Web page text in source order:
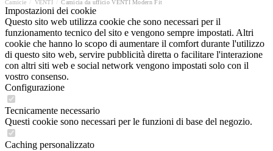
Camicie VENTI Camicia da ufficio VENTI Modern Fit
Impostazioni dei cookie
Questo sito web utilizza cookie che sono necessari per il
funzionamento tecnico del sito e vengono sempre impostati. Altri
cookie che hanno lo scopo di aumentare il comfort durante l'utilizzo
di questo sito web, servire pubblicità diretta o facilitare l'interazione
con altri siti web e social network vengono impostati solo con il
vostro consenso.
Configurazione
Tecnicamente necessario
Questi cookie sono necessari per le funzioni di base del negozio.
Caching personalizzato